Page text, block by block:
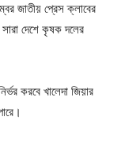
জাতীয় প্রেস ক্লাবের
দেশে কৃষক দলের
করবে খালেদা জিয়ার